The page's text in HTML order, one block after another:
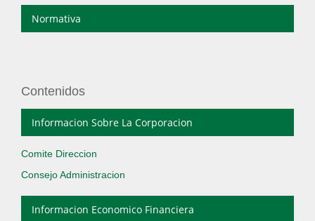
Normativa
Contenidos
Informacion Sobre La Corporacion
Comite Direccion
Consejo Administracion
Informacion Economico Financiera